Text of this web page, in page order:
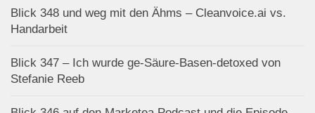
Blick 348 und weg mit den Ähms – Cleanvoice.ai vs.
Handarbeit
Blick 347 – Ich wurde ge-Säure-Basen-detoxed von
Stefanie Reeb